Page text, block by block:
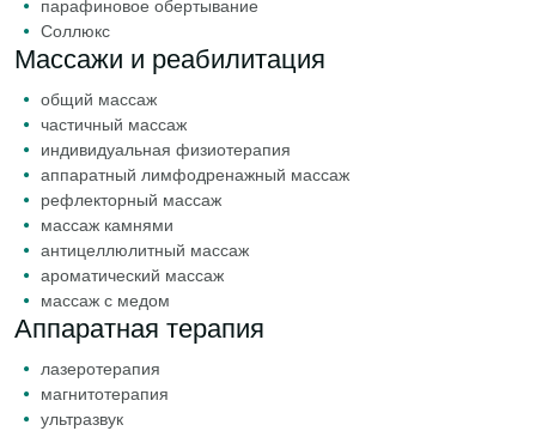
парафиновое обертывание
Соллюкс
Массажи и реабилитация
общий массаж
частичный массаж
индивидуальная физиотерапия
аппаратный лимфодренажный массаж
рефлекторный массаж
массаж камнями
антицеллюлитный массаж
ароматический массаж
массаж с медом
Аппаратная терапия
лазеротерапия
магнитотерапия
ультразвук